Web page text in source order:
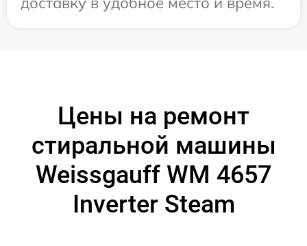
Цены на ремонт
стиральной машины
Weissgauff WM 4657
Inverter Steam